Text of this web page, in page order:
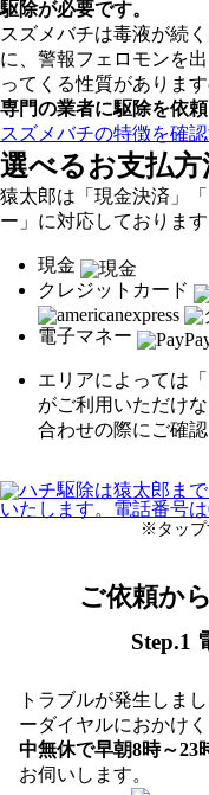
駆除が必要です。
スズメバチは毒液が続
に、警報フェロモンを
ってくる性質があります
専門の業者に駆除を依頼
スズメバチの特徴を確
選べるお支払方
猿太郎は「現金決済」
ー」に対応しております
現金
クレジットカード
電子マネー
エリアによっては
がご利用いただけ
合わせの際にご確認
※タップ
ご依頼か
Step.1
トラブルが発生しま
ーダイヤルにおかけく
中無休で早朝8時～23
お伺いします。